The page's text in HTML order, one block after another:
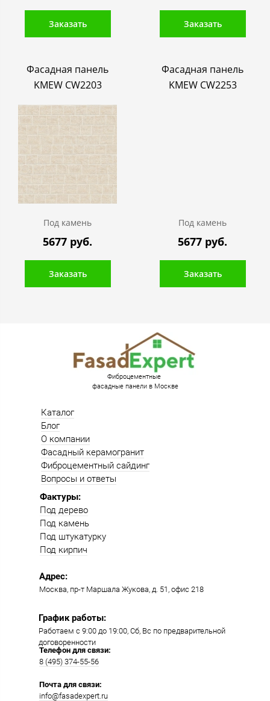
Заказать Заказать
Фасадная панель
KMEW CW2203
Под камень
5677 руб.
Заказать
Фасадная панель
KMEW CW2253
Под камень
5677 руб.
Заказать
Фактуры:
Под дерево
Под камень
Под штукатурку
Под кирпич
Работаем с 9:00 до 19:00​, Сб, Вс по предварительной
договоренности
Москва, пр-т Маршала Жукова, д. 51, офис 218​​
Каталог
Блог
О компании
Фасадный керамогранит
Фиброцементный сайдинг
Вопросы и ответы
Адрес:
График работы:
Телефон для связи:
8 (495) 374-55-56​
Почта для связи:
info@fasadexpert.ru
Фиброцементные
фасадные панели в Москве